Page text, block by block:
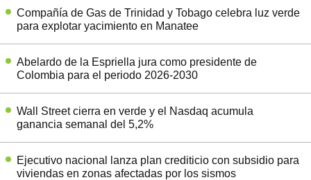
Compañía de Gas de Trinidad y Tobago celebra luz verde
para explotar yacimiento en Manatee
Abelardo de la Espriella jura como presidente de
Colombia para el periodo 2026-2030
Wall Street cierra en verde y el Nasdaq acumula
ganancia semanal del 5,2%
Ejecutivo nacional lanza plan crediticio con subsidio para
viviendas en zonas afectadas por los sismos